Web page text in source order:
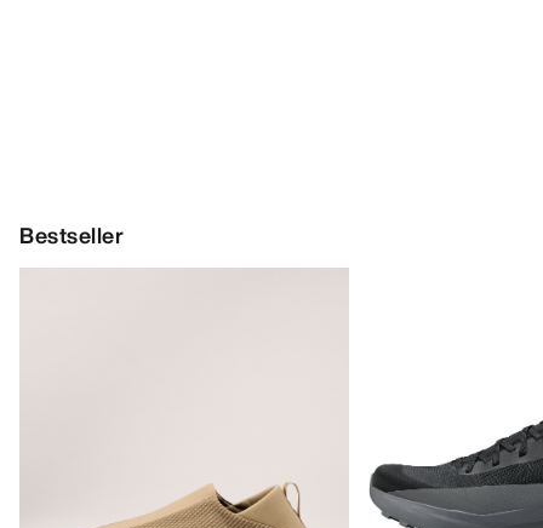
Bestseller